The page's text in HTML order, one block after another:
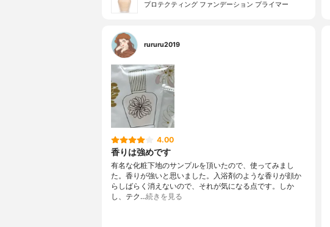
プロテクティング ファンデーション プライマー
rururu2019
4.00
香りは強めです
有名な化粧下地のサンプルを頂いたので、使ってみまし
た。香りが強いと思いました。入浴剤のような香りが顔か
らしばらく消えないので、それが気になる点です。しか
し、テク…続きを見る